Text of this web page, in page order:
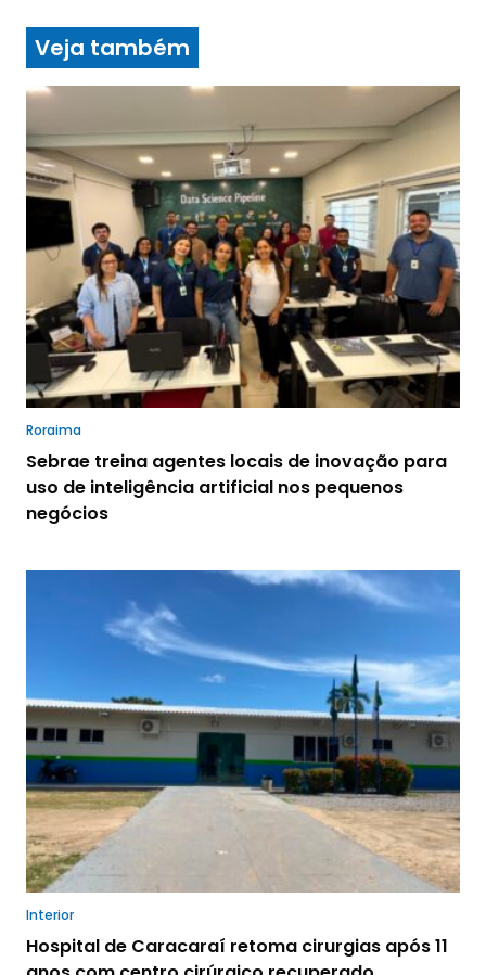
Veja também
Roraima
Sebrae treina agentes locais de inovação para
uso de inteligência artificial nos pequenos
negócios
Interior
Hospital de Caracaraí retoma cirurgias após 11